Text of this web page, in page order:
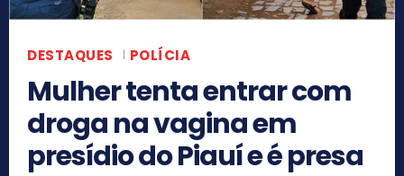
DESTAQUES POLÍCIA
Mulher tenta entrar com
droga na vagina em
presídio do Piauí e é presa